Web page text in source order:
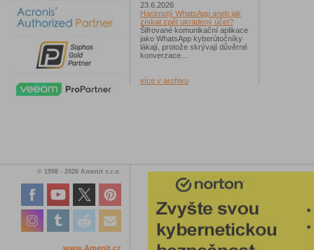
23.6.2026
Hacknutý WhatsApp aneb jak
získat zpět ukradený účet?
Šifrované komunikační aplikace
jako WhatsApp kyberútočníky
lákají, protože skrývají důvěrné
konverzace...
více v archivu
© 1998 - 2026 Amenit s.r.o.
www.Amenit.cz